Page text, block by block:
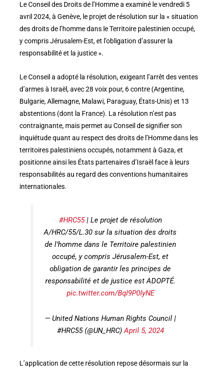
Le Conseil des Droits de l’Homme a examiné le vendredi 5
avril 2024, à Genève, le projet de résolution sur la « situation
des droits de l’homme dans le Territoire palestinien occupé,
y compris Jérusalem-Est, et l’obligation d’assurer la
responsabilité et la justice ».
Le Conseil a adopté la résolution, exigeant l’arrêt des ventes
d’armes à Israël, avec 28 voix pour, 6 contre (Argentine,
Bulgarie, Allemagne, Malawi, Paraguay, États-Unis) et 13
abstentions (dont la France). La résolution n’est pas
contraignante, mais permet au Conseil de signifier son
inquiétude quant au respect des droits de l’Homme dans les
territoires palestiniens occupés, notamment à Gaza, et
positionne ainsi les États partenaires d’Israël face à leurs
responsabilités au regard des conventions humanitaires
internationales.
#HRC55| Le projet de résolution
A/HRC/55/L.30 sur la situation des droits
de l’homme dans le Territoire palestinien
occupé, y compris Jérusalem-Est, et
obligation de garantir les principes de
responsabilité et de justice est ADOPTÉ.
pic.twitter.com/BqI9P0IyNE
— United Nations Human Rights Council |
#HRC55 (@UN_HRC)April 5, 2024
L’application de cette résolution repose désormais sur la